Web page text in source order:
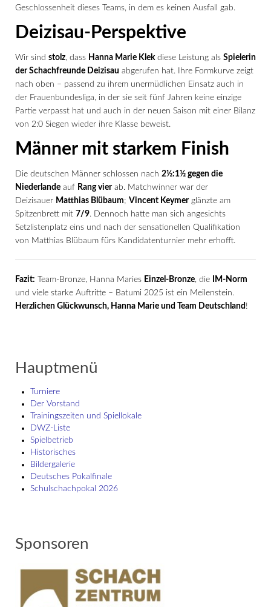
Geschlossenheit dieses Teams, in dem es keinen Ausfall gab.
Deizisau-Perspektive
Wir sind stolz, dass Hanna Marie Klekdiese Leistung als Spielerin
der Schachfreunde Deizisau abgerufen hat. Ihre Formkurve zeigt
nach oben – passend zu ihrem unermüdlichen Einsatz auch in
der Frauenbundesliga, in der sie seit fünf Jahren keine einzige
Partie verpasst hat und auch in der neuen Saison mit einer Bilanz
von 2:0 Siegen wieder ihre Klasse beweist.
Männer mit starkem Finish
Die deutschen Männer schlossen nach 2½:1½ gegen die
Niederlande auf Rang vierab. Matchwinner war der
Deizisauer Matthias Blübaum; Vincent Keymerglänzte am
Spitzenbrett mit 7/9. Dennoch hatte man sich angesichts
Setzlistenplatz eins und nach der sensationellen Qualifikation
von Matthias Blübaum fürs Kandidatenturnier mehr erhofft.
Fazit: Team-Bronze, Hanna Maries Einzel-Bronze, die
IM-Norm
und viele starke Auftritte – Batumi 2025 ist ein Meilenstein.
Herzlichen Glückwunsch, Hanna Marie und Team Deutschland !
Hauptmenü
Turniere
Der Vorstand
Trainingszeiten und Spiellokale
DWZ-Liste
Spielbetrieb
Historisches
Bildergalerie
Deutsches Pokalfinale
Schulschach­pokal 2026
Sponsoren